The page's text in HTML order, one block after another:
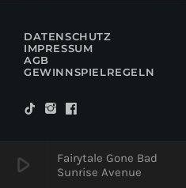
play_arrow
Fairytale Gone Bad
Sunrise Avenue
DATENSCHUTZ
IMPRESSUM
AGB
GEWINNSPIELREGELN